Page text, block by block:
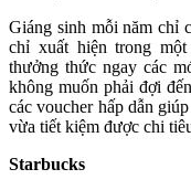
Giáng sinh mỗi năm chỉ
chỉ xuất hiện trong
thưởng thức ngay các
không muốn phải đợi
các voucher hấp dẫn
vừa tiết kiệm được chi
Starbucks